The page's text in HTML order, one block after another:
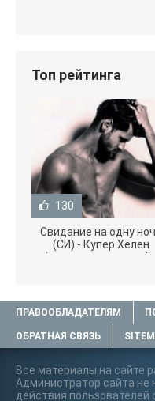
Топ рейтинга
130
Свидание на одну
(СИ) - Купер Хелен
(читать книги онлайн
ПРАВООБЛАДАТЕЛЯМ
ОБРАТНАЯ СВЯЗЬ
Все материалы на сайте
Администратор сайта не
действия пользователей